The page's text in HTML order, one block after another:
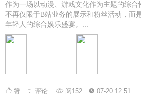
作为一场以动漫、游戏文化作为主题的综
不再仅限于B站业务的展示和粉丝活动，而
年轻人的综合娱乐盛宴。...
赞 评论 阅152 07-20 12:51